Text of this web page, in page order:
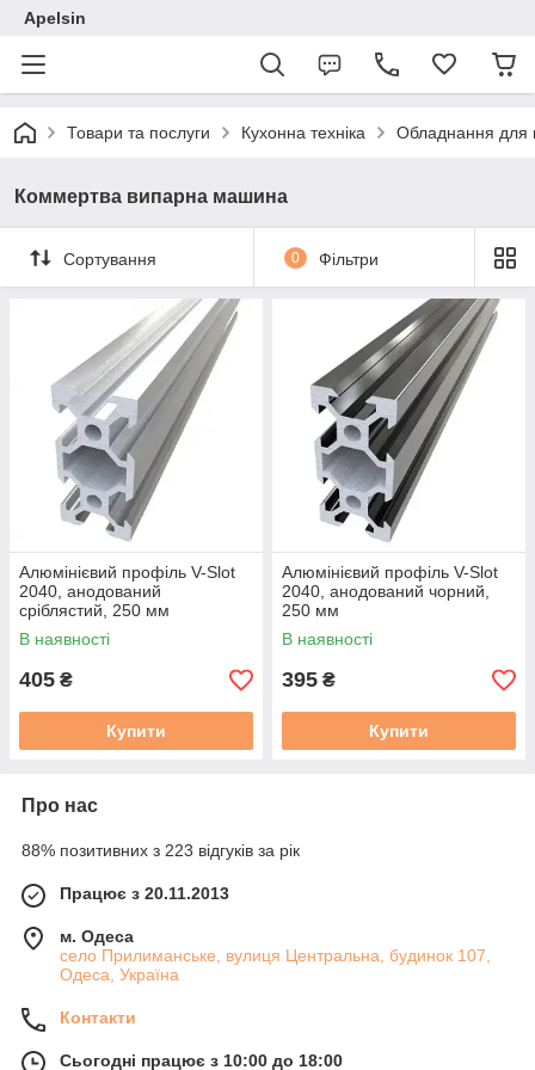
Apelsin
Товари та послуги Кухонна техніка Обладнання для
Коммертва випарна машина
Сортування 0 Фільтри
Алюмінієвий профіль V-Slot
2040, анодований
сріблястий, 250 мм
В наявності
405 ₴
Купити
Алюмінієвий профіль V-Slot
2040, анодований чорний,
250 мм
В наявності
395 ₴
Купити
Про нас
88% позитивних з 223 відгуків за рік
Працює з 20.11.2013
м. Одеса
село Прилиманське, вулиця Центральна, будинок 107,
Одеса, Україна
Контакти
Сьогодні працює з 10:00 до 18:00